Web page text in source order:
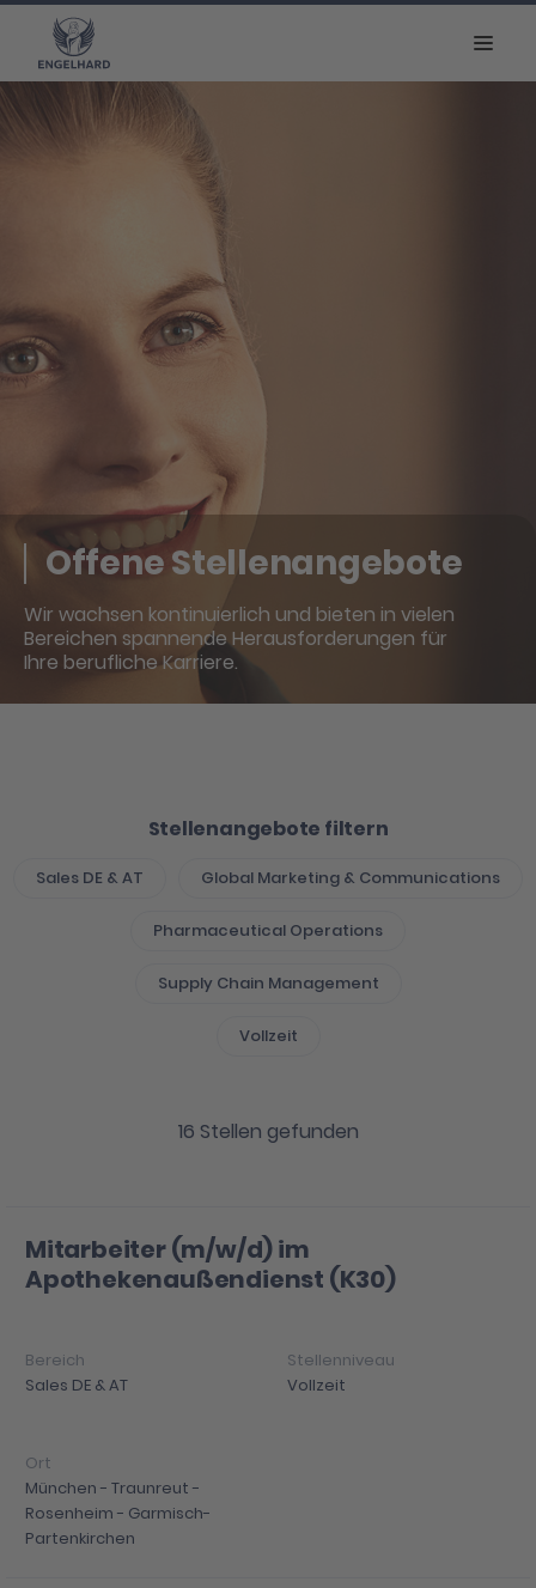
Offene Stellenangebote
Wir wachsen kontinuierlich und bieten in vielen
Bereichen spannende Herausforderungen für
Ihre berufliche Karriere.
Stellenangebote filtern
Sales DE & AT Global Marketing & Communications
Pharmaceutical Operations
Supply Chain Management
Vollzeit
16 Stellen gefunden
Mitarbeiter (m/w/d) im
Apothekenaußendienst (K30)
Sales DE & AT Vollzeit
München - Traunreut -
Rosenheim - Garmisch-
Partenkirchen